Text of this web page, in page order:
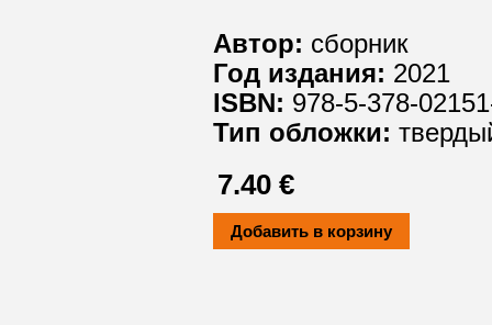
Автор: сборник
Год издания: 2021
ISBN: 978-5-378-
Тип обложки:
7.40 €